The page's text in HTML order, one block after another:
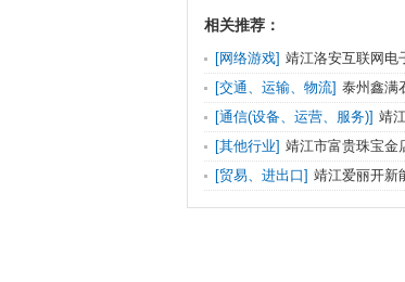
相关推荐：
[网络游戏] 靖江洛安互联网电
[交通、运输、物流] 泰州鑫满
[通信(设备、运营、服务)] 靖
[其他行业] 靖江市富贵珠宝金
[贸易、进出口] 靖江爱丽开新